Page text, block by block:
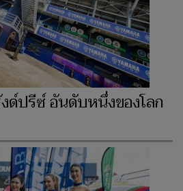
ด์ปรีซ์ อันดับหนึ่งของโลก